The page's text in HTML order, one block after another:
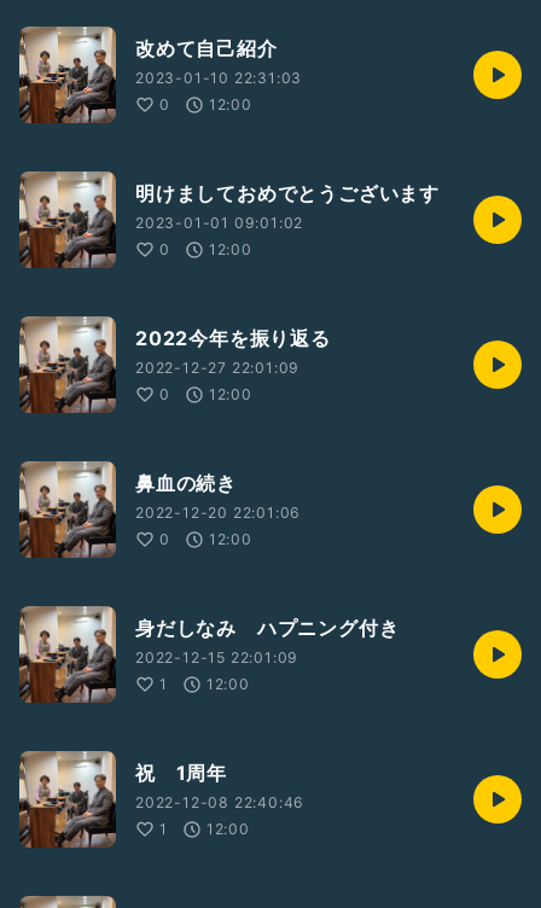
改めて自己紹介
2023-01-10 22:31:03
0
12:00
明けましておめでとうございます
2023-01-01 09:01:02
0
12:00
2022今年を振り返る
2022-12-27 22:01:09
0
12:00
鼻血の続き
2022-12-20 22:01:06
0
12:00
身だしなみ ハプニング付き
2022-12-15 22:01:09
1
12:00
祝 1周年
2022-12-08 22:40:46
1
12:00